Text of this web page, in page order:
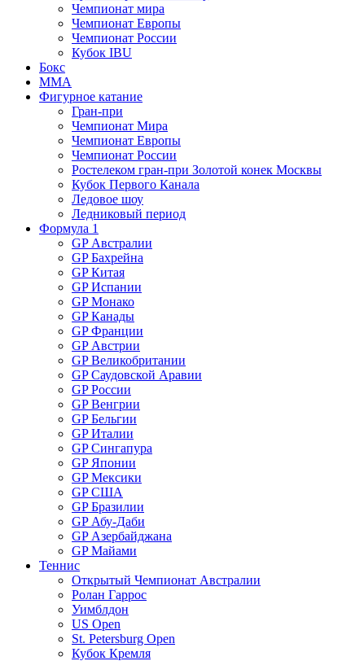
Чемпионат мира
Чемпионат Европы
Чемпионат России
Кубок IBU
Бокс
MMA
Фигурное катание
Гран-при
Чемпионат Мира
Чемпионат Европы
Чемпионат России
Ростелеком гран-при Золотой конек Москвы
Кубок Первого Канала
Ледовое шоу
Ледниковый период
Формула 1
GP Австралии
GP Бахрейна
GP Китая
GP Испании
GP Монако
GP Канады
GP Франции
GP Австрии
GP Великобритании
GP Саудовской Аравии
GP России
GP Венгрии
GP Бельгии
GP Италии
GP Сингапура
GP Японии
GP Мексики
GP США
GP Бразилии
GP Абу-Даби
GP Азербайджана
GP Майами
Теннис
Открытый Чемпионат Австралии
Ролан Гаррос
Уимблдон
US Open
St. Petersburg Open
Кубок Кремля